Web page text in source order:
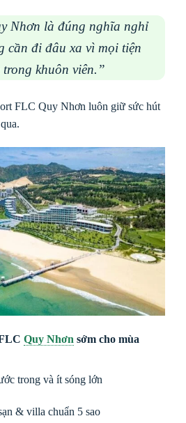
Nhơn là đúng nghĩa nghỉ
cần đi đâu xa vì mọi tiện
trong khuôn viên.”
FLC Quy Nhơn luôn giữ sức hút
Quy Nhơn sớm cho mùa
trong và ít sóng lớn
& villa chuẩn 5 sao